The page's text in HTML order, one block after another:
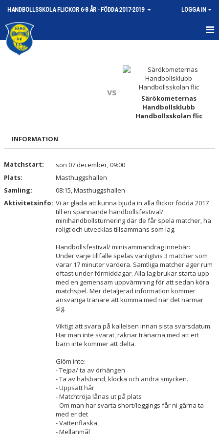
HANDBOLLSSKOLA FLICKOR 6-8 ÅR - FÖDDA 2017-2019 LOGGA IN
HEM
vs
Särökometernas
Handbollsklubb
Handbollsskolan flic
INFORMATION
Matchstart:
sön 07 december, 09:00
Plats:
Masthuggshallen
Samling:
08:15, Masthuggshallen
Aktivitetsinfo: Vi är glada att kunna bjuda in alla flickor födda 2017
till en spännande handbollsfestival/
minihandbollsturnering där de får spela matcher, ha
roligt och utvecklas tillsammans som lag.
Handbollsfestival/ minisammandrag innebär:
Under varje tillfälle spelas vanligtvis 3 matcher som
varar 17 minuter vardera. Samtliga matcher äger rum
oftast under förmiddagar. Alla lag brukar starta upp
med en gemensam uppvärmning för att sedan köra
matchspel. Mer detaljerad information kommer
ansvariga tränare att komma med när det närmar
sig.
Viktigt att svara på kallelsen innan sista svarsdatum.
Har man inte svarat, räknar tränarna med att ert
barn inte kommer att delta.
Glöm inte:
- Tejpa/ ta av örhängen
- Ta av halsband, klocka och andra smycken.
- Uppsatt hår
- Matchtröja lånas ut på plats
- Om man har svarta short/leggings får ni gärna ta
med er det
- Vattenflaska
- Mellanmål